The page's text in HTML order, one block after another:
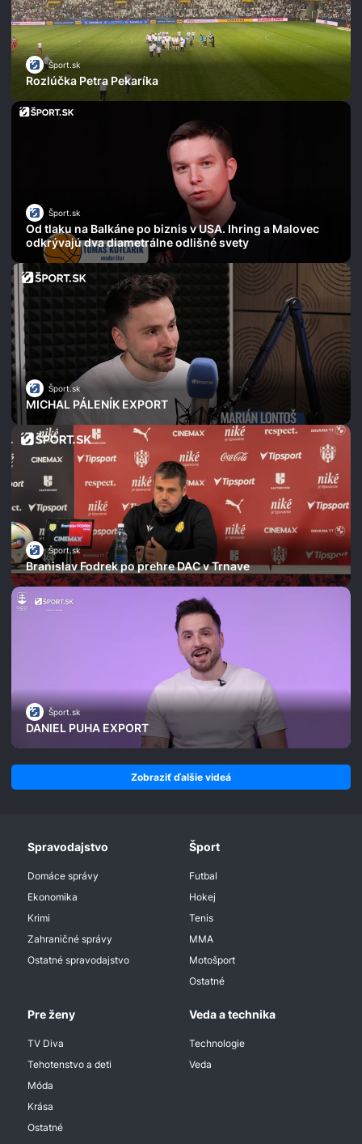
Šport.sk
Rozlúčka Petra Pekaríka
Šport.sk
Od tlaku na Balkáne po biznis v USA. Ihring a Malovec
odkrývajú dva diametrálne odlišné svety
Šport.sk
MICHAL PÁLENÍK EXPORT
Šport.sk
Branislav Fodrek po prehre DAC v Trnave
Šport.sk
DANIEL PUHA EXPORT
Zobraziť ďalšie videá
Spravodajstvo
Domáce správy
Ekonomika
Krimi
Zahraničné správy
Ostatné spravodajstvo
Šport
Futbal
Hokej
Tenis
MMA
Motošport
Ostatné
Pre ženy
TV Diva
Tehotenstvo a deti
Móda
Krása
Ostatné
Veda a technika
Technologie
Veda